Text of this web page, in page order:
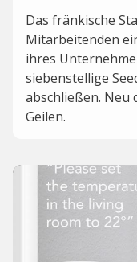
Das fränkische
Mitarbeitenden
ihres
siebenstellige
abschließen. Neu
Geilen.